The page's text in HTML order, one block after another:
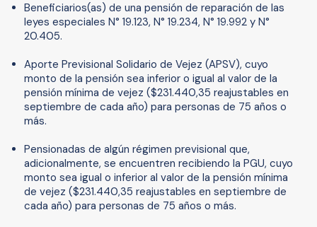
Beneficiarios(as) de una pensión de reparación de las
leyes especiales N° 19.123, N° 19.234, N° 19.992 y N°
20.405.
Aporte Previsional Solidario de Vejez (APSV), cuyo
monto de la pensión sea inferior o igual al valor de la
pensión mínima de vejez ($231.440,35 reajustables en
septiembre de cada año) para personas de 75 años o
más.
Pensionadas de algún régimen previsional que,
adicionalmente, se encuentren recibiendo la PGU, cuyo
monto sea igual o inferior al valor de la pensión mínima
de vejez ($231.440,35 reajustables en septiembre de
cada año) para personas de 75 años o más.